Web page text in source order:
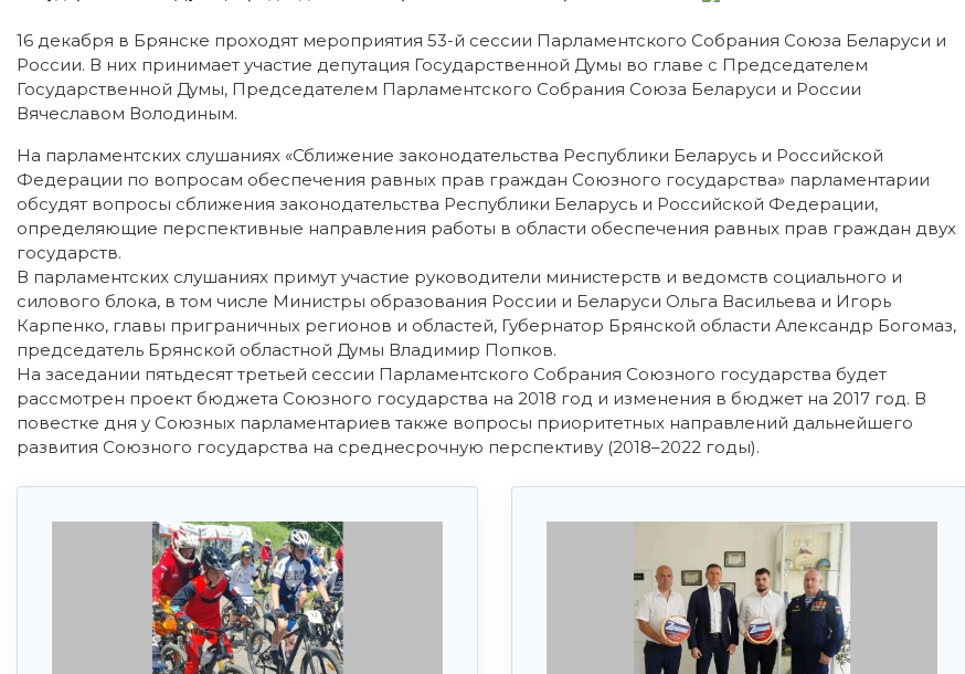
16 декабря в Брянске проходят мероприятия 53-й сессии Парламентского Собрания Союза Беларуси и
России. В них принимает участие депутация Государственной Думы во главе с Председателем
Государственной Думы, Председателем Парламентского Собрания Союза Беларуси и России
Вячеславом Володиным.
На парламентских слушаниях «Сближение законодательства Республики Беларусь и Российской
Федерации по вопросам обеспечения равных прав граждан Союзного государства» парламентарии
обсудят вопросы сближения законодательства Республики Беларусь и Российской Федерации,
определяющие перспективные направления работы в области обеспечения равных прав граждан двух
государств.
В парламентских слушаниях примут участие руководители министерств и ведомств социального и
силового блока, в том числе Министры образования России и Беларуси Ольга Васильева и Игорь
Карпенко, главы приграничных регионов и областей, Губернатор Брянской области Александр Богомаз,
председатель Брянской областной Думы Владимир Попков.
На заседании пятьдесят третьей сессии Парламентского Собрания Союзного государства будет
рассмотрен проект бюджета Союзного государства на 2018 год и изменения в бюджет на 2017 год. В
повестке дня у Союзных парламентариев также вопросы приоритетных направлений дальнейшего
развития Союзного государства на среднесрочную перспективу (2018–2022 годы).